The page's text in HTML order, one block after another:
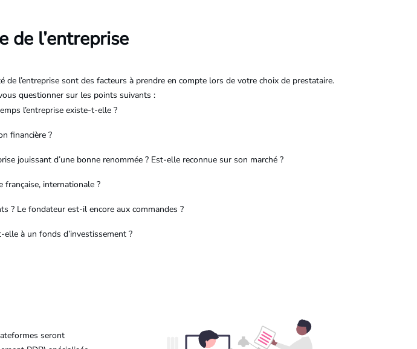
de l’entreprise
de l’entreprise sont des facteurs à prendre en compte lors de votre choix de prestataire.
questionner sur les points suivants :
l’entreprise existe-t-elle ?
financière ?
jouissant d’une bonne renommée ? Est-elle reconnue sur son marché ?
française, internationale ?
? Le fondateur est-il encore aux commandes ?
elle à un fonds d’investissement ?
seront